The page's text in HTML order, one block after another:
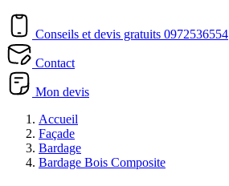
Conseils et devis gratuits 0972536554
Contact
Mon devis
Accueil
Façade
Bardage
Bardage Bois Composite